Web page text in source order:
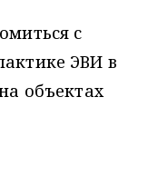
с
ЭВИ в
объектах